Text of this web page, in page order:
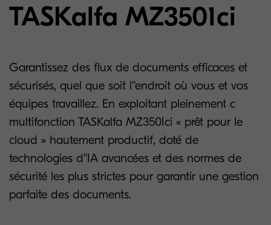
TASKalfa MZ3501ci
Garantissez des flux de documents efficaces et
sécurisés, quel que soit l''endroit où vous et vos
équipes travaillez. En exploitant pleinement c
multifonction TASKalfa MZ3501ci « prêt pour le
cloud » hautement productif, doté de
technologies d''IA avancées et des normes de
sécurité les plus strictes pour garantir une gestion
parfaite des documents.